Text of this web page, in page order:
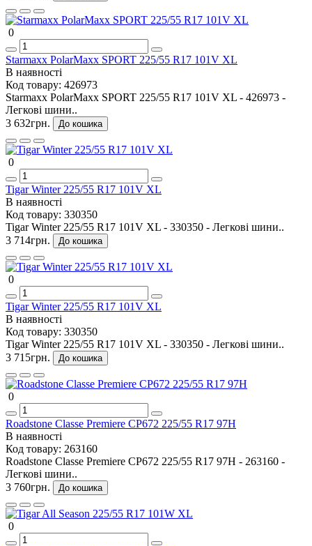
0
Starmaxx PolarMaxx SPORT 225/55 R17 101V XL
В наявності
Код товару: 426973
Starmaxx PolarMaxx SPORT 225/55 R17 101V XL - 426973 -
Легкові шини..
3 632грн.
До кошика
0
Tigar Winter 225/55 R17 101V XL
В наявності
Код товару: 330350
Tigar Winter 225/55 R17 101V XL - 330350 - Легкові шини..
3 714грн.
До кошика
0
Tigar Winter 225/55 R17 101V XL
В наявності
Код товару: 330350
Tigar Winter 225/55 R17 101V XL - 330350 - Легкові шини..
3 715грн.
До кошика
0
Roadstone Classe Premiere CP672 225/55 R17 97H
В наявності
Код товару: 263160
Roadstone Classe Premiere CP672 225/55 R17 97H - 263160 -
Легкові шини..
3 760грн.
До кошика
0